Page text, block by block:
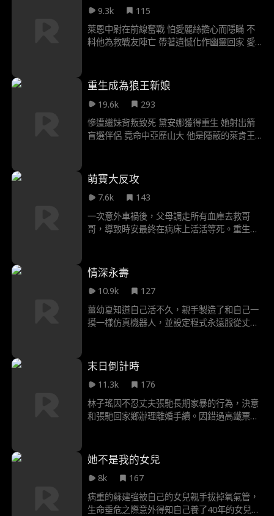
9.3k
115
萊恩中尉在前線奮戰 怕愛麗絲擔心而隱瞞 不
料他為救戰友陣亡 帶著遺憾化作幽靈回家 愛
禮車與送葬隊伍擦身過
重生成為狼王新娘
19.6k
293
慘遭繼妹背叛致死 黛安娜獲得重生 她射出箭
盲選伴侶 竟命中亞歷山大 他是隱蔽的萊肯王
一切還來得及
萌寶大反攻
7.6k
143
一次意外車禍後，父母調走所有血庫去救哥
哥，導致時安最終在病床上活活等死。重生後
親後悔。
情深永壽
10.9k
127
薑幼夏知道自己活不久，親手製造了和自己一
摸一樣仿真機器人，並設定程式永遠服從丈夫
景澤帶著小三住進家當起女主人，虐待女兒，
又各種羞辱她，薑幼夏在這一刻開始後悔自己
的決定。
末日倒計時
11.3k
176
林子瑤因不忍丈夫張馳長期家暴的行為，決意
和張馳回家鄉辦理離婚手續。因錯過高鐵票，
行，一整輛火車的乘客全部命喪喪屍之口，命
運給了林子瑤第二次機會，她重生回到了死前
一個小時，而這時，綠皮火車正在駛向即將爆
發喪屍危機的泊江站。林子瑤清楚地意識到，
此時此刻想要拯救所有乘客的命運，只有一個
她不是我的女兒
8k
167
病重的蘇建強被自己的女兒親手拔掉氧氣管，
生命垂危之際意外得知自己養了40年的女兒竟